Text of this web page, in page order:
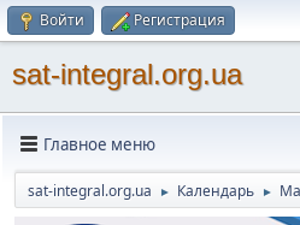
Войти Регистрация
sat-integral.org.ua
Главное меню
sat-integral.org.ua ► Календарь ►